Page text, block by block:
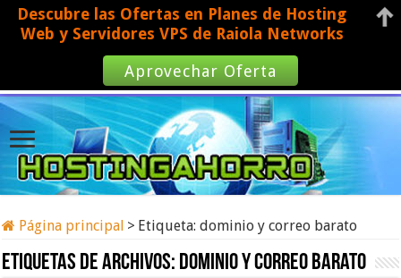
Página principal > Etiqueta:dominio y correo barato
Etiquetas de archivos: dominio y correo barato
Descubre las Ofertas en Planes de Hosting
Web y Servidores VPS de Raiola Networks
Aprovechar Oferta